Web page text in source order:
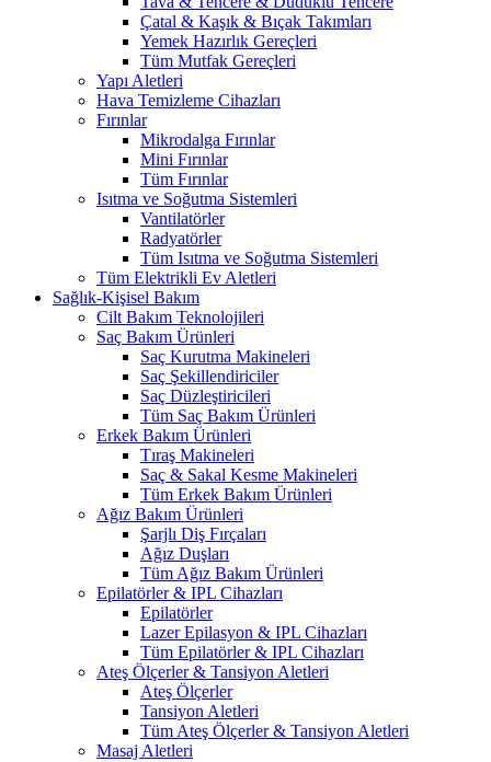
Çatal & Kaşık & Bıçak Takımları
Yemek Hazırlık Gereçleri
Tüm Mutfak Gereçleri
Yapı Aletleri
Hava Temizleme Cihazları
Fırınlar
Mikrodalga Fırınlar
Mini Fırınlar
Tüm Fırınlar
Isıtma ve Soğutma Sistemleri
Vantilatörler
Radyatörler
Tüm Isıtma ve Soğutma Sistemleri
Tüm Elektrikli Ev Aletleri
Sağlık-Kişisel Bakım
Cilt Bakım Teknolojileri
Saç Bakım Ürünleri
Saç Kurutma Makineleri
Saç Şekillendiriciler
Saç Düzleştiricileri
Tüm Saç Bakım Ürünleri
Erkek Bakım Ürünleri
Tıraş Makineleri
Saç & Sakal Kesme Makineleri
Tüm Erkek Bakım Ürünleri
Ağız Bakım Ürünleri
Şarjlı Diş Fırçaları
Ağız Duşları
Tüm Ağız Bakım Ürünleri
Epilatörler & IPL Cihazları
Epilatörler
Lazer Epilasyon & IPL Cihazları
Tüm Epilatörler & IPL Cihazları
Ateş Ölçerler & Tansiyon Aletleri
Ateş Ölçerler
Tansiyon Aletleri
Tüm Ateş Ölçerler & Tansiyon Aletleri
Masaj Aletleri